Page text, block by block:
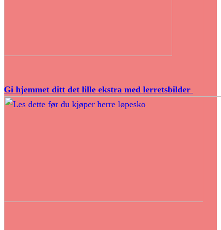
Gi hjemmet ditt det lille ekstra med lerretsbilder